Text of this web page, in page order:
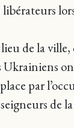
de la
par
de